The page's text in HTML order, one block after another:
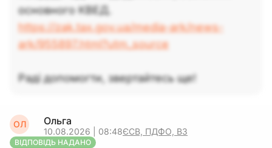
основного КВЕД.
https://zak.tax.gov.ua/media-ark/news-
ark/955897.html?utm_source
Раді допомогти, звертайтесь ще!
ОЛ Ольга
10.08.2026 | 08:48ЄСВ, ПДФО, ВЗ
ВІДПОВІДЬ НАДАНО